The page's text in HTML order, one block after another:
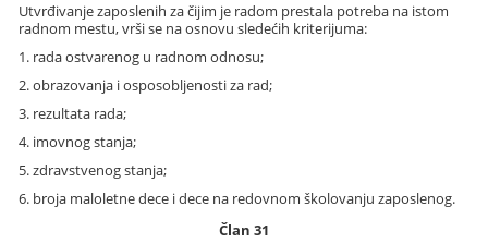
Utvrđivanje zaposlenih za čijim je radom prestala potreba na istom
radnom mestu, vrši se na osnovu sledećih kriterijuma:
1. rada ostvarenog u radnom odnosu;
2. obrazovanja i osposobljenosti za rad;
3. rezultata rada;
4. imovnog stanja;
5. zdravstvenog stanja;
6. broja maloletne dece i dece na redovnom školovanju zaposlenog.
Član 31